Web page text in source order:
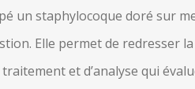
un staphylocoque doré sur
Elle permet de redresser
et d’analyse qui